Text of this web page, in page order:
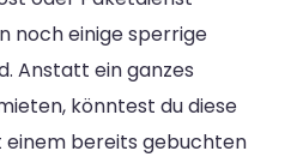
noch einige sperrige
Anstatt ein ganzes
könntest du diese
einem bereits gebuchten